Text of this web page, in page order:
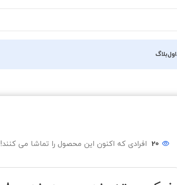
بلاگ
20 افرادی که اکنون این محصول را تماشا می کنند!